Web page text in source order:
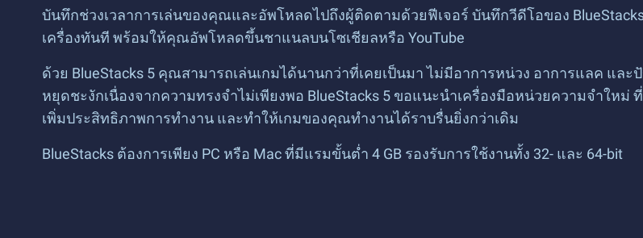
บันทึกช่วงเวลาการเล่นของคุณและอัพโหลดไปถึงผู้ติดตามด้วยฟีเจอร์ บันทึกวีดีโอของ
เครื่องทันที พร้อมให้คุณอัพโหลดขึ้นชาแนลบนโซเชียลหรือ YouTube
ด้วย BlueStacks 5 คุณสามารถเล่นเกมได้นานกว่าที่เคยเป็นมา ไม่มีอาการหน่วง อาการแลค แ
หยุดชะงักเนื่องจากความทรงจำไม่เพียงพอ BlueStacks 5 ขอแนะนำเครื่องมือหน่วยความจำให
เพิ่มประสิทธิภาพการทำงาน และทำให้เกมของคุณทำงานได้ราบรื่นยิ่งกว่าเดิม
BlueStacks ต้องการเพียง PC หรือ Mac ที่มีแรมขั้นต่ำ 4 GB รองรับการใช้งานทั้ง 32- และ 64-bit